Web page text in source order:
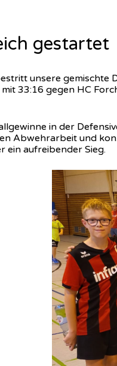
gestartet
unsere gemischte
33:16 gegen HC
in der
Abwehrarbeit und
ein aufreibender Sieg.